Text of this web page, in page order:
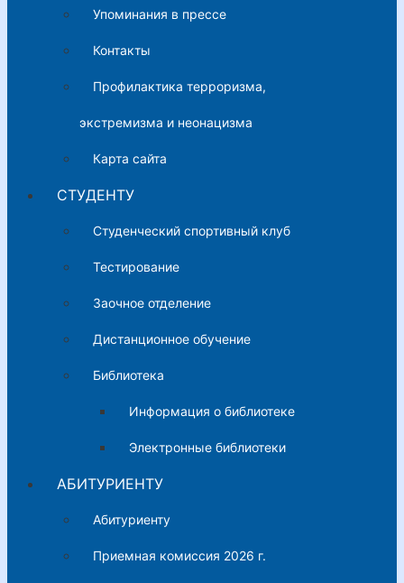
Упоминания в прессе
Контакты
Профилактика терроризма,
экстремизма и неонацизма
Карта сайта
СТУДЕНТУ
Студенческий спортивный клуб
Тестирование
Заочное отделение
Дистанционное обучение
Библиотека
Информация о библиотеке
Электронные библиотеки
АБИТУРИЕНТУ
Абитуриенту
Приемная комиссия 2026 г.